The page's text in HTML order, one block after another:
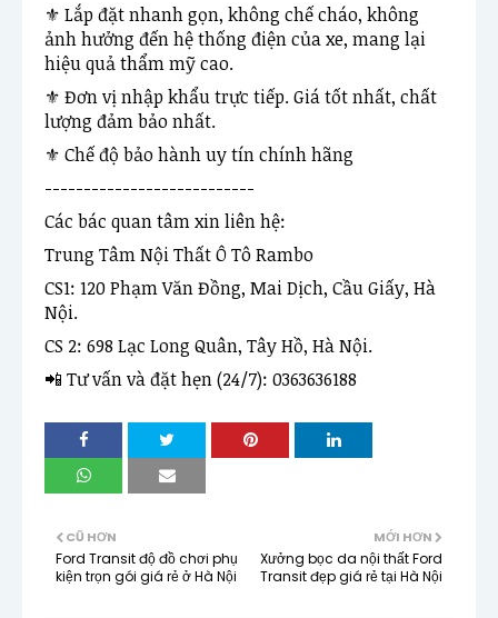
⚜ Lắp đặt nhanh gọn, không chế cháo, không
ảnh hưởng đến hệ thống điện của xe, mang lại
hiệu quả thẩm mỹ cao.
⚜ Đơn vị nhập khẩu trực tiếp. Giá tốt nhất, chất
lượng đảm bảo nhất.
⚜ Chế độ bảo hành uy tín chính hãng
---------------------------
Các bác quan tâm xin liên hệ:
Trung Tâm Nội Thất Ô Tô Rambo
CS1: 120 Phạm Văn Đồng, Mai Dịch, Cầu Giấy, Hà
Nội.
CS 2: 698 Lạc Long Quân, Tây Hồ, Hà Nội.
📲 Tư vấn và đặt hẹn (24/7): 0363636188
MỚI HƠN
Xưởng bọc da nội thất Ford
Transit đẹp giá rẻ tại Hà Nội
CŨ HƠN
Ford Transit độ đồ chơi phụ
kiện trọn gói giá rẻ ở Hà Nội